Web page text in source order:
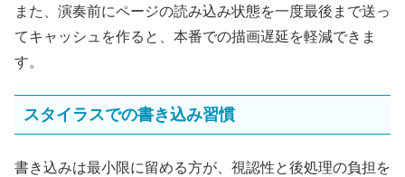
また、演奏前にページの読み込み状態を一度最後まで送っ
てキャッシュを作ると、本番での描画遅延を軽減できま
す。
スタイラスでの書き込み習慣
書き込みは最小限に留める方が、視認性と後処理の負担を